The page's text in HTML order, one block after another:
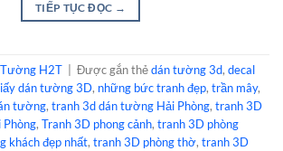
TIẾP TỤC ĐỌC →
H2T Được gắn thẻdán tường 3d, decal
dán tường 3D, những bức tranh đẹp, trần mây,
tường, tranh 3d dán tường Hải Phòng, tranh 3D
, Tranh 3D phong cảnh, tranh 3D phòng
khách đẹp nhất, tranh 3D phòng thờ, tranh 3D